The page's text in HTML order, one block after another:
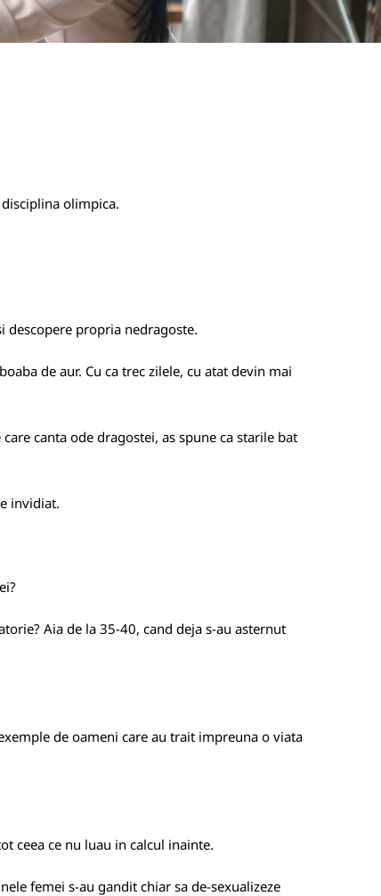
olimpica.
descopere propria nedragoste.
de aur. Cu ca trec zilele, cu atat devin mai
canta ode dragostei, as spune ca starile bat
invidiat.
Aia de la 35-40, cand deja s-au asternut
de oameni care au trait impreuna o viata
ceea ce nu luau in calcul inainte.
femei s-au gandit chiar sa de-sexualizeze